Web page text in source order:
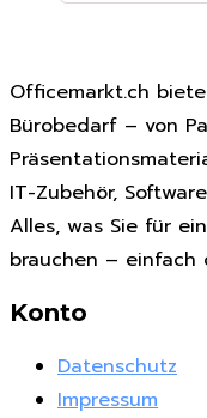
Officemarkt.ch
Bürobedarf – von
IT-Zubehör,
Alles, was Sie für
brauchen – einfach
Konto
Datenschutz
Impressum